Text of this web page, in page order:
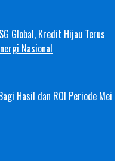
Global, Kredit Hijau Terus
Nasional
Hasil dan ROI Periode Mei